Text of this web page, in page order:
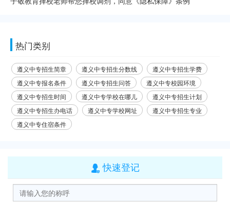
热门类别
遵义中专招生简章 遵义中专招生分数线
遵义中专招生学费
遵义中专报名条件
遵义中专招生问答
遵义中专校园环境
遵义中专招生时间
遵义中专学校在哪儿
遵义中专招生计划
遵义中专招生办电话
遵义中专学校网址
遵义中专招生专业
遵义中专住宿条件
 快速登记